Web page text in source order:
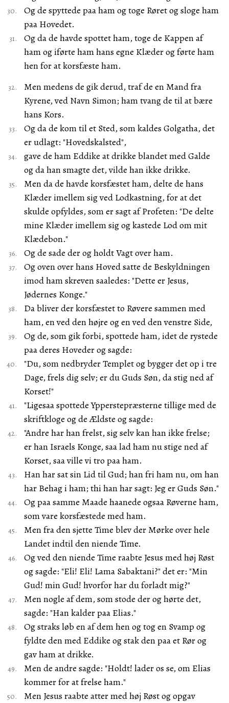
Og de spyttede paa ham og toge Røret og sloge ham
paa Hovedet.
Og da de havde spottet ham, toge de Kappen af
ham og iførte ham hans egne Klæder og førte ham
hen for at korsfæste ham.
Men medens de gik derud, traf de en Mand fra
Kyrene, ved Navn Simon; ham tvang de til at bære
hans Kors.
Og da de kom til et Sted, som kaldes Golgatha, det
er udlagt: "Hovedskalsted",
gave de ham Eddike at drikke blandet med Galde
og da han smagte det, vilde han ikke drikke.
Men da de havde korsfæstet ham, delte de hans
Klæder imellem sig ved Lodkastning, for at det
skulde opfyldes, som er sagt af Profeten: "De delte
mine Klæder imellem sig og kastede Lod om mit
Klædebon."
Og de sade der og holdt Vagt over ham.
Og oven over hans Hoved satte de Beskyldningen
imod ham skreven saaledes: "Dette er Jesus,
Jødernes Konge."
Da bliver der korsfæstet to Røvere sammen med
ham, en ved den højre og en ved den venstre Side,
Og de, som gik forbi, spottede ham, idet de rystede
paa deres Hoveder og sagde:
"Du, som nedbryder Templet og bygger det op i tre
Dage, frels dig selv; er du Guds Søn, da stig ned af
Korset!"
"Ligesaa spottede Ypperstepræsterne tillige med de
skriftkloge og de Ældste og sagde:
"Andre har han frelst, sig selv kan han ikke frelse;
er han Israels Konge, saa lad ham nu stige ned af
Korset, saa ville vi tro paa ham.
Han har sat sin Lid til Gud; han fri ham nu, om han
har Behag i ham; thi han har sagt: Jeg er Guds Søn."
Og paa samme Maade haanede ogsaa Røverne ham,
som vare korsfæstede med ham.
Men fra den sjette Time blev der Mørke over hele
Landet indtil den niende Time.
Og ved den niende Time raabte Jesus med høj Røst
og sagde: "Eli! Eli! Lama Sabaktani?" det er: "Min
Gud! min Gud! hvorfor har du forladt mig?"
Men nogle af dem, som stode der og hørte det,
sagde: "Han kalder paa Elias."
Og straks løb en af dem hen og tog en Svamp og
fyldte den med Eddike og stak den paa et Rør og
gav ham at drikke.
Men de andre sagde: "Holdt! lader os se, om Elias
kommer for at frelse ham."
Men Jesus raabte atter med høj Røst og opgav